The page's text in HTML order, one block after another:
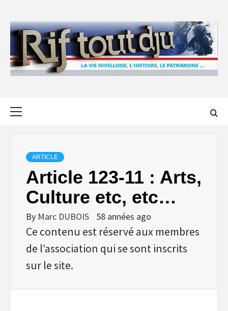
content
ARTICLE
Article 123-11 : Arts,
Culture etc, etc…
By Marc DUBOIS 58 années ago
Ce contenu est réservé aux membres
de l’association qui se sont inscrits
sur le site.